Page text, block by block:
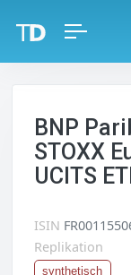
BNP
STOXX
UCITS
ISIN
Replikation
synthetisch